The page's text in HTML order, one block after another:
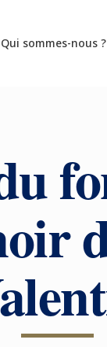
Qui sommes-nous ?